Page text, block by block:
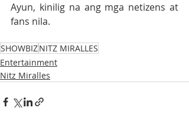
Ayun, kinilig na ang mga netizens at
fans nila.
SHOWBIZNITZ MIRALLES
Entertainment
Nitz Miralles